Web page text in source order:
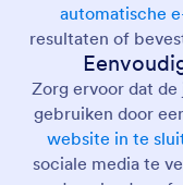
automatische
resultaten of
Zorg ervoor dat
gebruiken door
website in te
sociale media te